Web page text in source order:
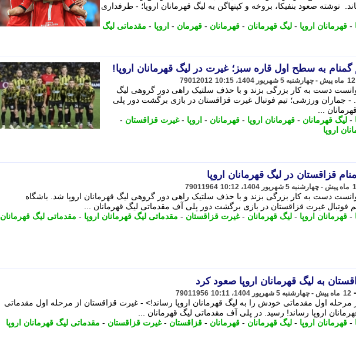
نوشته صعود بنفیکا، بروخه و کپنهاگن به لیگ قهرمانان اروپا؛ - طرفداری
- قهرمانان اروپا - لیگ قهرمانان - قهرمانان - قهرمان - اروپا - مقدماتی لیگ
گمنام به سطح اول قاره سبز؛ غیرت در لیگ قهرمانان اروپا!
12 ماه پیش - چهارشنبه 5 شهریور 1404، 10:15 79012012
دست به کار بزرگی بزند و با حذف سلتیک راهی دور گروهی لیگ
- جماران ورزشی؛ تیم فوتبال غیرت قزاقستان در بازی برگشت دور پلی
...
- لیگ قهرمانان - قهرمانان اروپا - قهرمانان - اروپا -غیرت قزاقستان -
اروپا
قزاقستان در لیگ قهرمانان اروپا
1404، 10:12 79011964
دست به کار بزرگی بزند و با حذف سلتیک راهی دور گروهی لیگ قهرمانان اروپا شد. باشگاه
فوتبال غیرت قزاقستان در بازی برگشت دور پلی آف مقدماتی لیگ قهرمانان ...
- قهرمانان اروپا - لیگ قهرمانان -غیرت قزاقستان - مقدماتی لیگ قهرمانان اروپا - مقدماتی لیگ قهرمانان
به لیگ قهرمانان اروپا صعود کرد
- 12 ماه پیش - چهارشنبه 5 شهریور 1404، 10:11 79011956
مرحله اول مقدماتی خودش را به لیگ قهرمانان اروپا رساند!> - غیرت قزاقستان از مرحله اول مقدماتی
اروپا رساند! رسید. در پلی آف مقدماتی لیگ قهرمانان ...
- قهرمانان اروپا - لیگ قهرمانان - قهرمانان - قزاقستان -غیرت قزاقستان - مقدماتی لیگ قهرمانان اروپا